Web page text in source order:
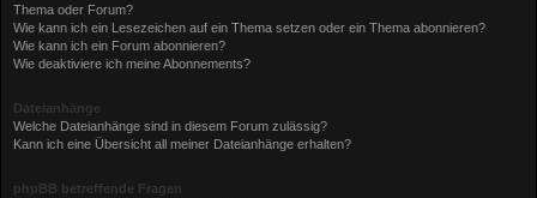
Thema oder Forum?
Wie kann ich ein Lesezeichen auf ein Thema setzen oder ein Thema abonnieren?
Wie kann ich ein Forum abonnieren?
Wie deaktiviere ich meine Abonnements?
Dateianhänge
Welche Dateianhänge sind in diesem Forum zulässig?
Kann ich eine Übersicht all meiner Dateianhänge erhalten?
phpBB betreffende Fragen